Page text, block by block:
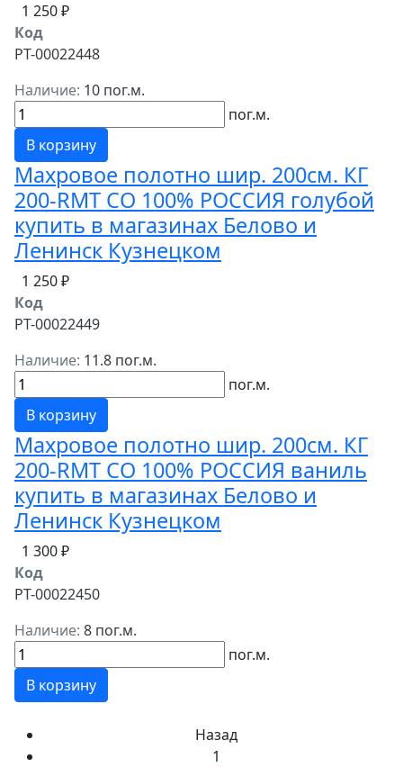
1 250 ₽
Код
РТ-00022448
Наличие: 10 пог.м.
пог.м.
В корзину
Махровое полотно шир. 200см. КГ
200-RMT СО 100% РОССИЯ голубой
купить в магазинах Белово и
Ленинск Кузнецком
1 250 ₽
Код
РТ-00022449
Наличие: 11.8 пог.м.
пог.м.
В корзину
Махровое полотно шир. 200см. КГ
200-RMT СО 100% РОССИЯ ваниль
купить в магазинах Белово и
Ленинск Кузнецком
1 300 ₽
Код
РТ-00022450
Наличие: 8 пог.м.
пог.м.
В корзину
Назад
1